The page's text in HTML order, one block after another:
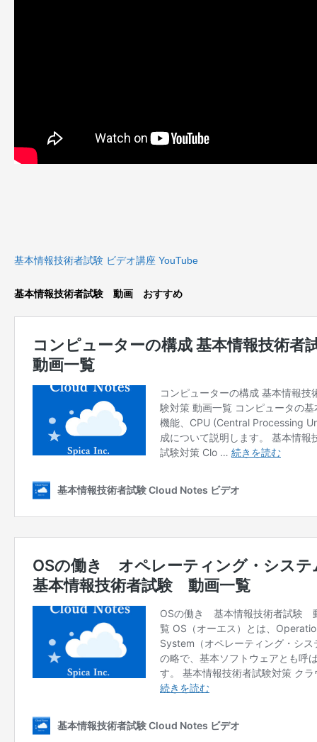
基本情報技術者試験 ビデオ講座 YouTube
基本情報技術者試験 動画 おすすめ